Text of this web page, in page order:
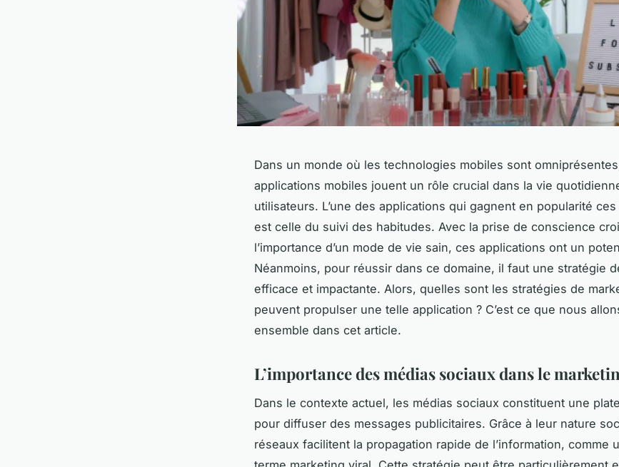
Dans un monde où les technologies mobiles sont
applications mobiles jouent un rôle crucial dans la vie
utilisateurs. L’une des applications qui gagnent en popularité
est celle du suivi des habitudes. Avec la prise de conscience
l’importance d’un mode de vie sain, ces applications ont un
Néanmoins, pour réussir dans ce domaine, il faut une stratégie
efficace et impactante. Alors, quelles sont les stratégies de
peuvent propulser une telle application ? C’est ce que nous
ensemble dans cet article.
L’importance des médias sociaux dans le
Dans le contexte actuel, les médias sociaux constituent une
pour diffuser des messages publicitaires. Grâce à leur nature
réseaux facilitent la propagation rapide de l’information, comme